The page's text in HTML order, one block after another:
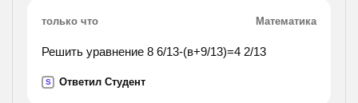
только что Математика
Решить уравнение 8 6/13-(в+9/13)=4 2/13
S Ответил Студент